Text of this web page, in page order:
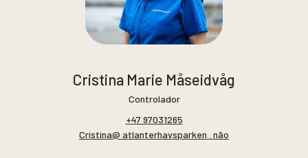
Cristina Marie Måseidvåg
Controlador
+47 97031265
Cristina@ atlanterhavsparken . não